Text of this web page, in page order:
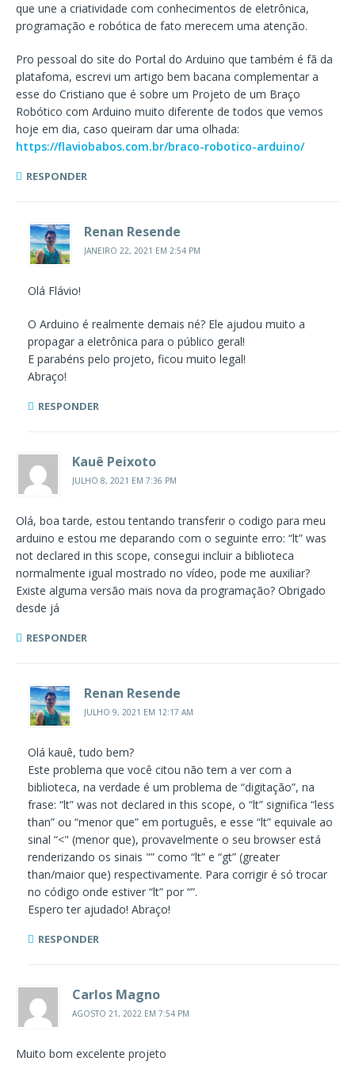
que une a criatividade com conhecimentos de eletrônica,
programação e robótica de fato merecem uma atenção.
Pro pessoal do site do Portal do Arduino que também é fã da
platafoma, escrevi um artigo bem bacana complementar a
esse do Cristiano que é sobre um Projeto de um Braço
Robótico com Arduino muito diferente de todos que vemos
hoje em dia, caso queiram dar uma olhada:
https://flaviobabos.com.br/braco-robotico-arduino/
RESPONDER
Renan Resende
JANEIRO 22, 2021 EM 2:54 PM
Olá Flávio!
O Arduino é realmente demais né? Ele ajudou muito a
propagar a eletrônica para o público geral!
E parabéns pelo projeto, ficou muito legal!
Abraço!
RESPONDER
Kauê Peixoto
JULHO 8, 2021 EM 7:36 PM
Olá, boa tarde, estou tentando transferir o codigo para meu
arduino e estou me deparando com o seguinte erro: “lt” was
not declared in this scope, consegui incluir a biblioteca
normalmente igual mostrado no vídeo, pode me auxiliar?
Existe alguma versão mais nova da programação? Obrigado
desde já
RESPONDER
Renan Resende
JULHO 9, 2021 EM 12:17 AM
Olá kauê, tudo bem?
Este problema que você citou não tem a ver com a
biblioteca, na verdade é um problema de “digitação”, na
frase: “lt” was not declared in this scope, o “lt” significa “less
than” ou “menor que” em português, e esse “lt” equivale ao
sinal “<" (menor que), provavelmente o seu browser está
renderizando os sinais "” como “lt” e “gt” (greater
than/maior que) respectivamente. Para corrigir é só trocar
no código onde estiver “lt” por “”.
Espero ter ajudado! Abraço!
RESPONDER
Carlos Magno
AGOSTO 21, 2022 EM 7:54 PM
Muito bom excelente projeto